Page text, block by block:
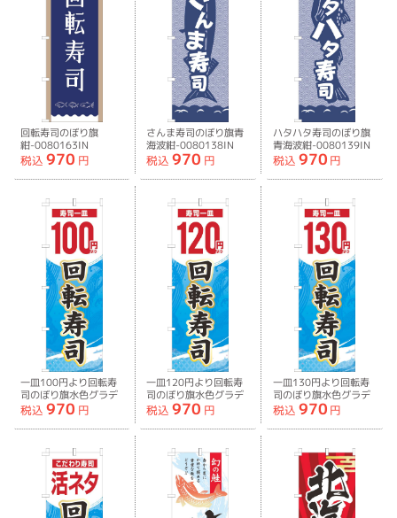
回転寿司のぼり旗
紺-0080163IN
税込 970 円
さんま寿司のぼり旗青
海波紺-0080138IN
税込 970 円
ハタハタ寿司のぼり旗
青海波紺-0080139IN
税込 970 円
一皿100円より回転寿
司のぼり旗水色グラデ
ーション-0080140IN
税込 970 円
一皿120円より回転寿
司のぼり旗水色グラデ
ーション-0080141IN
税込 970 円
一皿130円より回転寿
司のぼり旗水色グラデ
ーション-0080142IN
税込 970 円